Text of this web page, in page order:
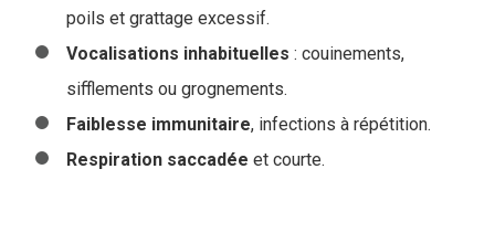
poils et grattage excessif.
Vocalisations inhabituelles : couinements,
sifflements ou grognements.
Faiblesse immunitaire, infections à répétition.
Respiration saccadée et courte.